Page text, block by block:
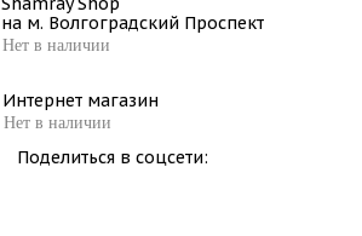
на м. Волгоградский Проспект
Нет в наличии
Интернет магазин
Нет в наличии
Поделиться в соцсети: